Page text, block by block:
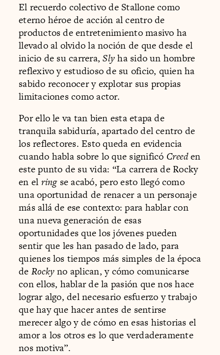
El recuerdo colectivo de Stallone como
eterno héroe de acción al centro de
productos de entretenimiento masivo ha
llevado al olvido la noción de que desde el
inicio de su carrera,Slyha sido un hombre
reflexivo y estudioso de su oficio, quien ha
sabido reconocer y explotar sus propias
limitaciones como actor.
Por ello le va tan bien esta etapa de
tranquila sabiduría, apartado del centro de
los reflectores. Esto queda en evidencia
cuando habla sobre lo que significó Creeden
este punto de su vida: “La carrera de Rocky
en el ringse acabó, pero esto llegó como
una oportunidad de renacer a un personaje
más allá de ese contexto: para hablar con
una nueva generación de esas
oportunidades que los jóvenes pueden
sentir que les han pasado de lado, para
quienes los tiempos más simples de la época
de Rockyno aplican, y cómo comunicarse
con ellos, hablar de la pasión que nos hace
lograr algo, del necesario esfuerzo y trabajo
que hay que hacer antes de sentirse
merecer algo y de cómo en esas historias el
amor a los otros es lo que verdaderamente
nos motiva”.